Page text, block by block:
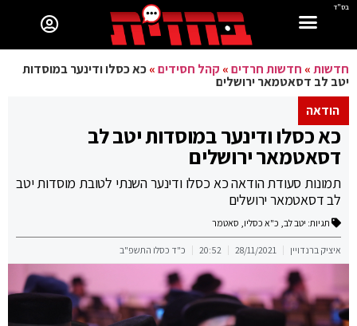
בס"ד
חדשות» חדשות חרדים» קהל חסידים»כא כסלו ודינער במוסדות
יטב לב דסאטמאר ירושלים
הודאה
כא כסלו ודינער במוסדות יטב לב
דסאטמאר ירושלים
תמונות סעודת הודאה כא כסלו ודינער השנתי לטובת מוסדות יטב
לב דסאטמאר ירושלים
תגיות: יטב לב, כ"א כסליו, סאטמר
איציק ברנדויין 28/11/2021
20:52 כ"ד כסלו התשפ"ב